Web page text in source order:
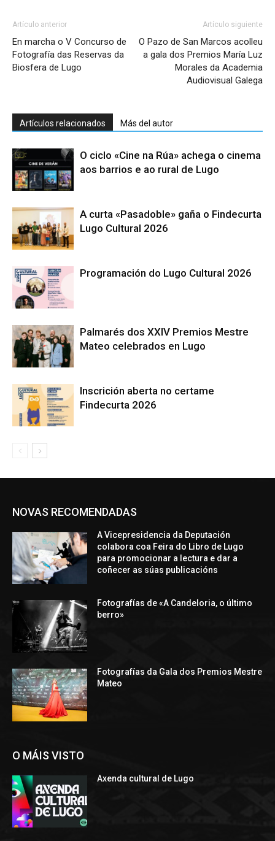
Artículo anterior
En marcha o V Concurso de
Fotografía das Reservas da
Biosfera de Lugo
Artículo siguiente
O Pazo de San Marcos acolleu
a gala dos Premios María Luz
Morales da Academia
Audiovisual Galega
Artículos relacionados Más del autor
O ciclo «Cine na Rúa» achega o cinema
aos barrios e ao rural de Lugo
A curta «Pasadoble» gaña o Findecurta
Lugo Cultural 2026
Programación do Lugo Cultural 2026
Palmarés dos XXIV Premios Mestre
Mateo celebrados en Lugo
Inscrición aberta no certame
Findecurta 2026
NOVAS RECOMENDADAS
A Vicepresidencia da Deputación
colabora coa Feira do Libro de Lugo
para promocionar a lectura e dar a
coñecer as súas publicacións
Fotografías de «A Candeloria, o último
berro»
Fotografías da Gala dos Premios Mestre
Mateo
O MÁIS VISTO
Axenda cultural de Lugo